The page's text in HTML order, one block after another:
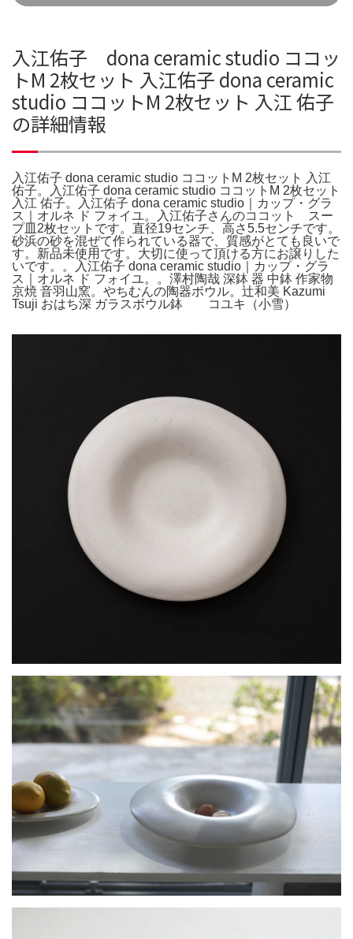
入江佑子 dona ceramic studio ココッ
トM 2枚セット 入江佑子 dona ceramic
studio ココットM 2枚セット 入江 佑子
の詳細情報
入江佑子 dona ceramic studio ココットM 2枚セット 入江
佑子。入江佑子 dona ceramic studio ココットM 2枚セット
入江 佑子。入江佑子 dona ceramic studio｜カップ・グラ
ス｜オルネ ド フォイユ。入江佑子さんのココット スー
プ皿2枚セットです。直径19センチ、高さ5.5センチです。
砂浜の砂を混ぜて作られている器で、質感がとても良いで
す。新品未使用です。大切に使って頂ける方にお譲りした
いです。。入江佑子 dona ceramic studio｜カップ・グラ
ス｜オルネ ド フォイユ。。澤村陶哉 深鉢 器 中鉢 作家物
京焼 音羽山窯。やちむんの陶器ボウル。辻和美 Kazumi
Tsuji おはち深 ガラスボウル鉢 コユキ（小雪）